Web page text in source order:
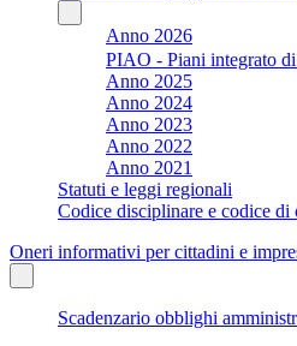
Anno 2026
PIAO - Piani integrato
Anno 2025
Anno 2024
Anno 2023
Anno 2022
Anno 2021
Statuti e leggi regionali
Codice disciplinare e codice di
Oneri informativi per cittadini e
Scadenzario obblighi